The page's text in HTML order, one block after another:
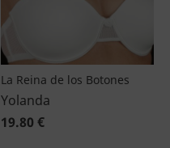
La Reina de los Botones
Yolanda
19.80 €